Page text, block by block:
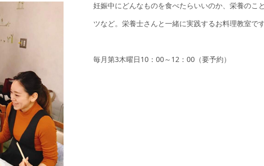
妊娠中にどんなものを食べたらいいのか、栄養のこ
ツなど。栄養士さんと一緒に実践するお料理教室です
毎月第3木曜日10：00～12：00（要予約）